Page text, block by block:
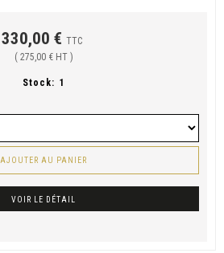
330,00 € TTC
( 275,00 € HT )
Stock: 1
AJOUTER AU PANIER
VOIR LE DÉTAIL